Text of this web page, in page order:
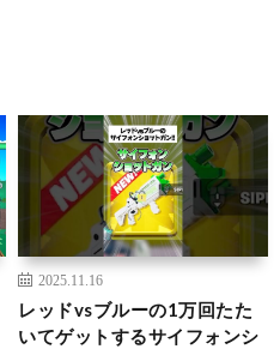
2025.11.16
レッドvsブルーの1万回たた
いてゲットするサイフォンシ